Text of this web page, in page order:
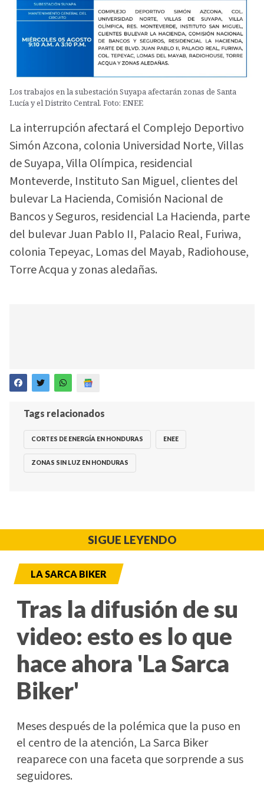
Los trabajos en la subestación Suyapa afectarán zonas de Santa
Lucía y el Distrito Central. Foto: ENEE
La interrupción afectará el Complejo Deportivo
Simón Azcona, colonia Universidad Norte, Villas
de Suyapa, Villa Olímpica, residencial
Monteverde, Instituto San Miguel, clientes del
bulevar La Hacienda, Comisión Nacional de
Bancos y Seguros, residencial La Hacienda, parte
del bulevar Juan Pablo II, Palacio Real, Furiwa,
colonia Tepeyac, Lomas del Mayab, Radiohouse,
Torre Acqua y zonas aledañas.
Tags relacionados
CORTES DE ENERGÍA EN HONDURAS ENEE
ZONAS SIN LUZ EN HONDURAS
SIGUE LEYENDO
LA SARCA BIKER
Tras la difusión de su
video: esto es lo que
hace ahora 'La Sarca
Biker'
Meses después de la polémica que la puso en
el centro de la atención, La Sarca Biker
reaparece con una faceta que sorprende a sus
seguidores.